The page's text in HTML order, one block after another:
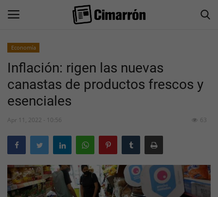
Inicio
San Juan
Actualidad
Información General
Economía
Politica
Economía
Inflación: rigen las nuevas
canastas de productos frescos y
esenciales
Apr 11, 2022 - 10:56 63